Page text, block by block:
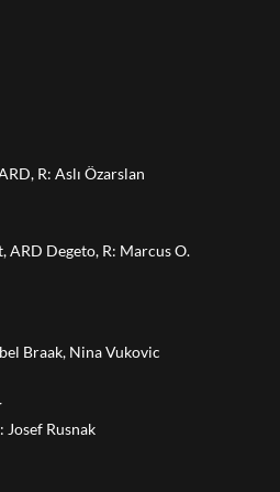
R: Aslı Özarslan
ARD Degeto, R: Marcus O.
Braak, Nina Vukovic
Josef Rusnak